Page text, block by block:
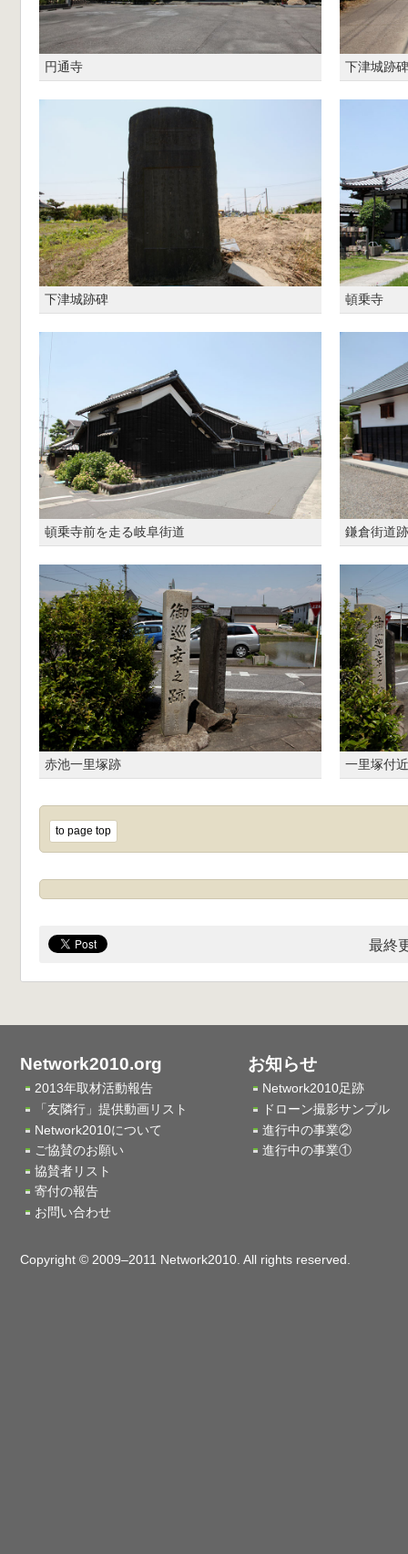
円通寺 下津城跡碑
下津城跡碑 頓乗寺
頓乗寺前を走る岐阜街道 鎌倉街道
赤池一里塚跡 一里塚付
to page top
最終
Network2010.org
2013年取材活動報告
「友隣行」提供動画リスト
Network2010について
ご協賛のお願い
協賛者リスト
寄付の報告
お問い合わせ
お知らせ
Network2010足跡
ドローン撮影サンプル
進行中の事業②
進行中の事業①
Copyright © 2009–2011 Network2010. All rights reserved.